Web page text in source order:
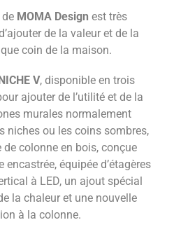
MOMA Design est très
de la valeur et de la
coin de la maison.
V, disponible en trois
ajouter de l’utilité et de la
murales normalement
niches ou les coins sombres,
colonne en bois, conçue
équipée d’étagères
à LED, un ajout spécial
la chaleur et une nouvelle
à la colonne.